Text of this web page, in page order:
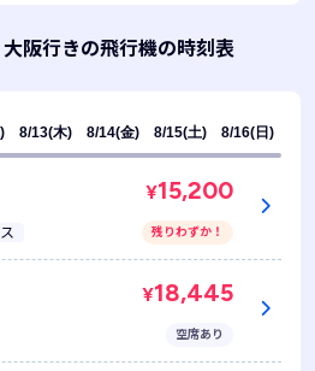
大阪行きの飛行機の時刻表
8/13(木) 8/14(金) 8/15(土) 8/16(日)
¥15,200
残りわずか！
¥18,445
空席あり